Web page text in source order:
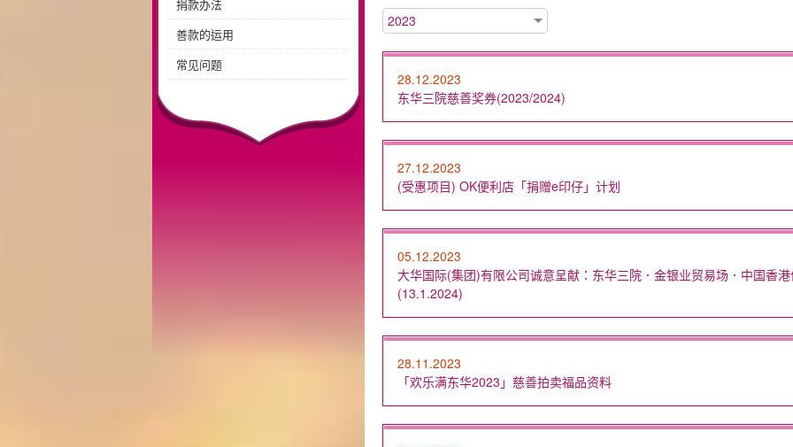
捐款办法
善款的运用
常见问题
2023
28.12.2023
东华三院慈善奖券(2023/2024)
27.12.2023
(受惠项目) OK便利店「捐赠e印仔」计划
05.12.2023
大华国际(集团)有限公司诚意呈献：东华三院．金银业贸易场．中国香
(13.1.2024)
28.11.2023
「欢乐满东华2023」慈善拍卖福品资料